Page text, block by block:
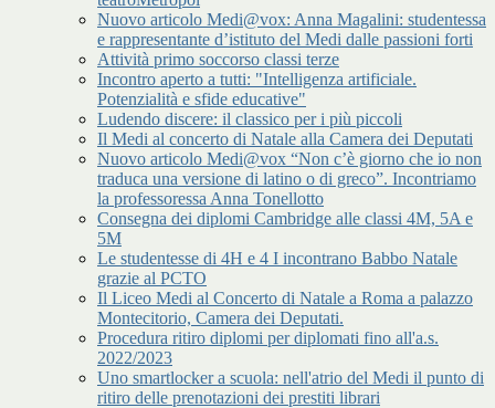
Nuovo articolo Medi@vox: Anna Magalini: studentessa
e rappresentante d’istituto del Medi dalle passioni forti
Attività primo soccorso classi terze
Incontro aperto a tutti: "Intelligenza artificiale.
Potenzialità e sfide educative"
Ludendo discere: il classico per i più piccoli
Il Medi al concerto di Natale alla Camera dei Deputati
Nuovo articolo Medi@vox “Non c’è giorno che io non
traduca una versione di latino o di greco”. Incontriamo
la professoressa Anna Tonellotto
Consegna dei diplomi Cambridge alle classi 4M, 5A e
5M
Le studentesse di 4H e 4 I incontrano Babbo Natale
grazie al PCTO
Il Liceo Medi al Concerto di Natale a Roma a palazzo
Montecitorio, Camera dei Deputati.
Procedura ritiro diplomi per diplomati fino all'a.s.
2022/2023
Uno smartlocker a scuola: nell'atrio del Medi il punto di
ritiro delle prenotazioni dei prestiti librari